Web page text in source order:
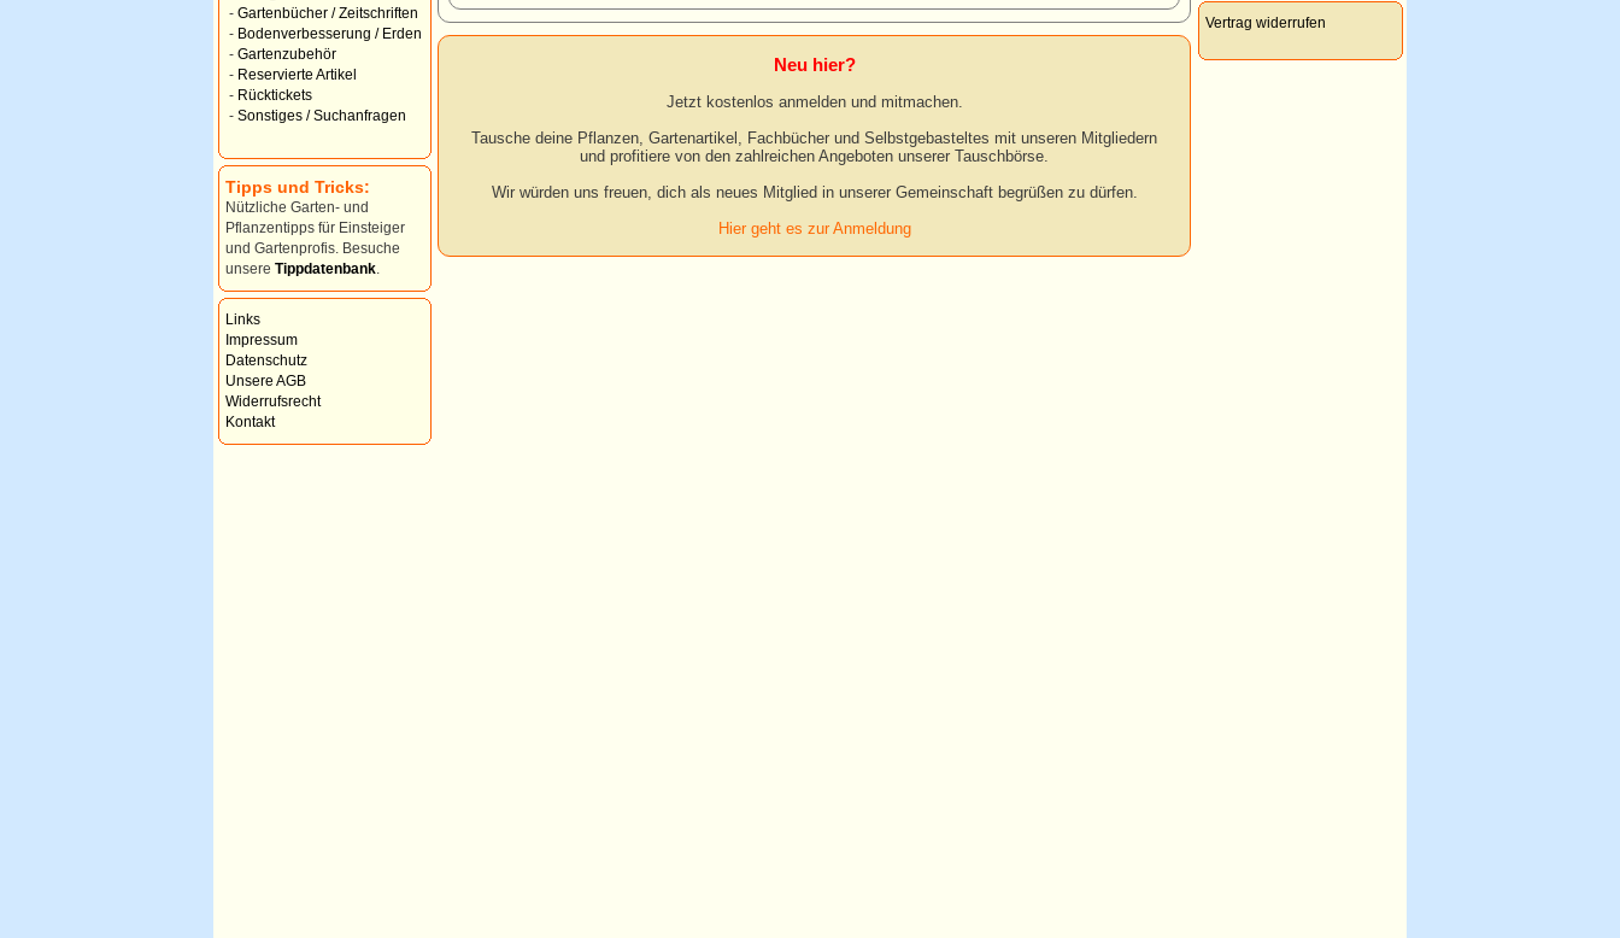
- Gartenbücher / Zeitschriften
- Bodenverbesserung / Erden
- Gartenzubehör
- Reservierte Artikel
- Rücktickets
- Sonstiges / Suchanfragen
Tipps und Tricks:
Nützliche Garten- und
Pflanzentipps für Einsteiger
und Gartenprofis. Besuche
unsere Tippdatenbank
Links
Impressum
Datenschutz
Unsere AGB
Widerrufsrecht
Kontakt
Neu hier?
Jetzt kostenlos anmelden und mitmachen.
Tausche deine Pflanzen, Gartenartikel, Fachbücher und Selbstgebasteltes mit unseren Mitgliedern
und profitiere von den zahlreichen Angeboten unserer Tauschbörse.
Wir würden uns freuen, dich als neues Mitglied in unserer Gemeinschaft begrüßen zu dürfen.
Hier geht es zur Anmeldung
Vertrag widerrufen